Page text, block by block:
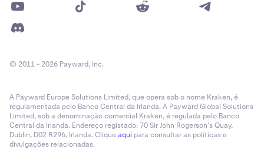
© 2011 - 2026 Payward, Inc.
A Payward Europe Solutions Limited, que opera sob o nome Kraken, é
regulamentada pelo Banco Central da Irlanda. A Payward Global Solutions
Limited, sob a denominação comercial Kraken, é regulada pelo Banco
Central da Irlanda. Endereço registado: 70 Sir John Rogerson’s Quay,
Dublin, D02 R296, Irlanda. Cliqueaqui para consultar as políticas e
divulgações relacionadas.